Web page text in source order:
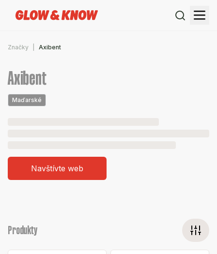
Značky Axibent
Axibent
Maďarské
Navštívte web
Produkty